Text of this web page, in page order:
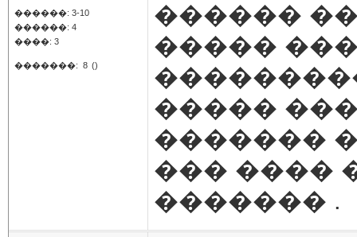
������: 3-10
������: 4
����: 3
�������: 8 ()
������
�����
�����
�������
��� ����
������� .